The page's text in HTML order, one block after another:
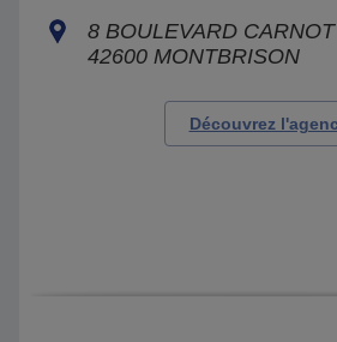
8 BOULEVARD CARNOT
42600 MONTBRISON
Découvrez